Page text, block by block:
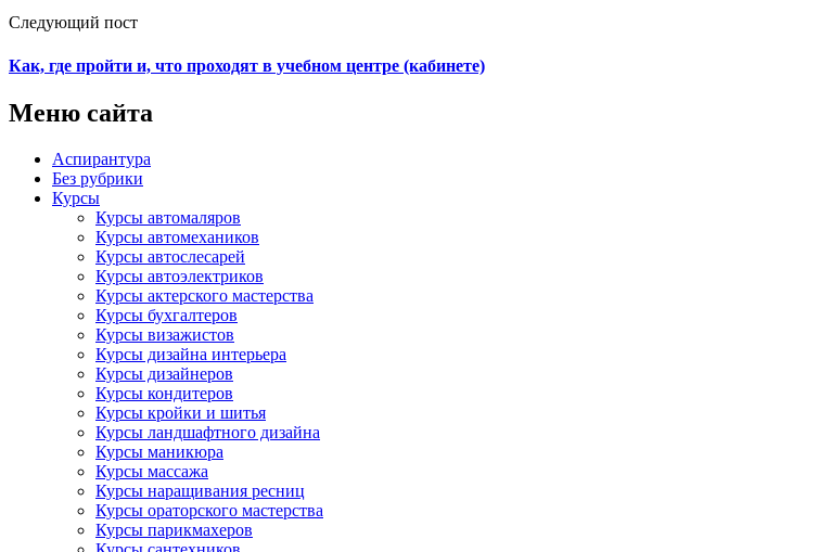
Следующий пост
Как, где пройти и, что проходят в учебном центре (кабинете)
Меню сайта
Аспирантура
Без рубрики
Курсы
Курсы автомаляров
Курсы автомехаников
Курсы автослесарей
Курсы автоэлектриков
Курсы актерского мастерства
Курсы бухгалтеров
Курсы визажистов
Курсы дизайна интерьера
Курсы дизайнеров
Курсы кондитеров
Курсы кройки и шитья
Курсы ландшафтного дизайна
Курсы маникюра
Курсы массажа
Курсы наращивания ресниц
Курсы ораторского мастерства
Курсы парикмахеров